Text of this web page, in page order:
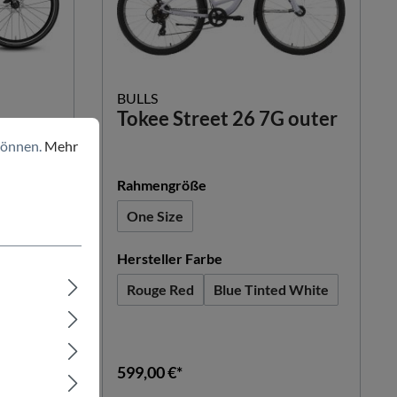
BULLS
Tokee Street 26 7G outer
Rahmengröße
One Size
Hersteller Farbe
Rouge Red
Blue Tinted White
599,00 €*
Mehr